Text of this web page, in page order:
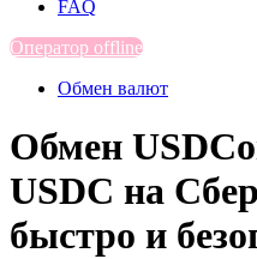
FAQ
Оператор offline
Обмен валют
Обмен
USDC на
быстро и